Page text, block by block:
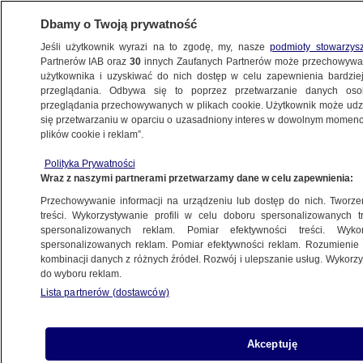
BIZNES
PIENIĄDZE
23.01.2025, 14:27
Udostępnij
Dbamy o Twoją prywatność
Jeśli użytkownik wyrazi na to zgodę, my, naszepodmioty
Partnerów IAB oraz30 innych Zaufanych Partnerów może
użytkownika i uzyskiwać do nich dostęp w celu zapewnienia
przeglądania. Odbywa się to poprzez przetwarzanie danych
przeglądania przechowywanych w plikach cookie. Użytkownik może
się przetwarzaniu w oparciu o uzasadniony interes w dowolnym
plików cookie i reklam”.
Polityka Prywatności
Wraz z naszymi partnerami przetwarzamy dane w celu zapewnienia:
Przechowywanie informacji na urządzeniu lub dostęp do nich.
treści. Wykorzystywanie profili w celu doboru spersonalizowanych
spersonalizowanych reklam. Pomiar efektywności treści.
spersonalizowanych reklam. Pomiar efektywności reklam.
kombinacji danych z różnych źródeł. Rozwój i ulepszanie usług.
do wyboru reklam.
Lista partnerów (dostawców)
Akceptuję